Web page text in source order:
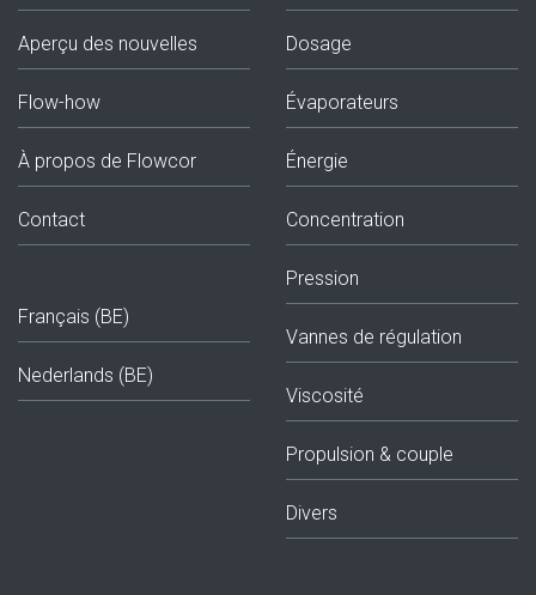
Aperçu des nouvelles
Flow-how
À propos de Flowcor
Contact
Français (BE)
Nederlands (BE)
Dosage
Évaporateurs
Énergie
Concentration
Pression
Vannes de régulation
Viscosité
Propulsion & couple
Divers